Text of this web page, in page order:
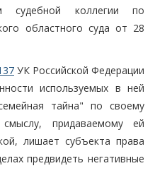
судебной коллегии по
областного суда от 28
УК Российской Федерации
используемых в ней
тайна" по своему
придаваемому ей
лишает субъекта права
предвидеть негативные